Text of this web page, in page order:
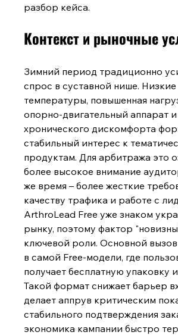
разбор кейса.
Контекст и рыночные
Зимний период традиционно
спрос в суставной нише. Низкие
температуры, повышенная
опорно-двигательный аппарат
хронического дискомфорта
стабильный интерес к
продуктам. Для арбитража это
более высокое внимание
же время – более жесткие
качеству трафика и работе с
ArthroLead Free уже знаком
рынку, поэтому фактор
ключевой роли. Основной
в самой Free-модели, где
получает бесплатную упаковку
Такой формат снижает барьер
делает аппрув критическим
стабильного подтверждения
экономика кампании быстро